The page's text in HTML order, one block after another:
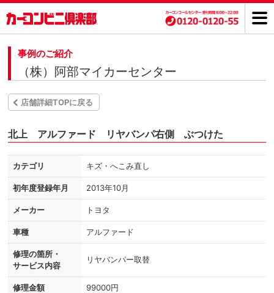
事例のご紹介
（株）阿部マイカーセンター
店舗詳細TOPに戻る
北上 アルファード リヤバンパ右側 ぶつけた
カテゴリ キズ・へこみ直し
初年度登録年月 2013年10月
メーカー トヨタ
車種 アルファード
修理の箇所・
サービス内容
リヤバンパー取替
修理金額 99000円